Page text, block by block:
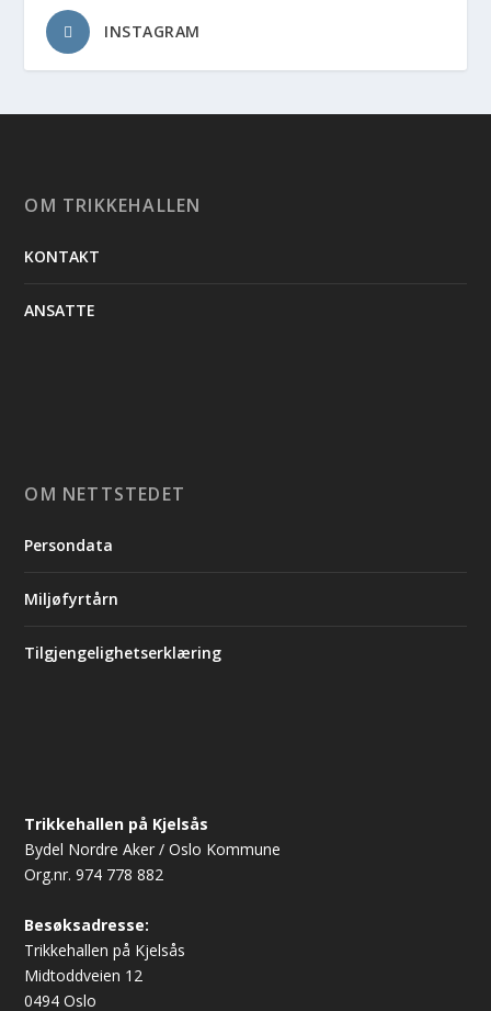
INSTAGRAM
OM TRIKKEHALLEN
KONTAKT
ANSATTE
OM NETTSTEDET
Persondata
Miljøfyrtårn
Tilgjengelighetserklæring
Trikkehallen på Kjelsås
Bydel Nordre Aker / Oslo Kommune
Org.nr. 974 778 882
Besøksadresse:
Trikkehallen på Kjelsås
Midtoddveien 12
0494 Oslo